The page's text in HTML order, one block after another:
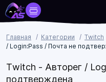
Главная Категории Twitch
/ Login:Pass / Почта не
Twitch - Авторег /
подтверждена